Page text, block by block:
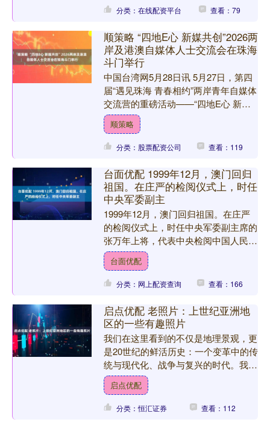
分类：在线配资平台 查看：79
顺策略 “四地E心 新媒共创”2026两
岸及港澳自媒体人士交流会在珠海
斗门举行
中国台湾网5月28日讯 5月27日，第四
届“遇见珠海 青春相约”两岸青年自媒体
交流营的重磅活动——“四地E心 新媒
共创”2026两岸及港澳自媒体人士交流
会在珠海....
顺策略
分类：股票配资公司 查看：119
台面优配 1999年12月，澳门回归
祖国。在庄严的检阅仪式上，时任
中央军委副主
1999年12月，澳门回归祖国。在庄严
的检阅仪式上，时任中央军委副主席的
张万年上将，代表中央检阅中国人民解
放军驻澳门部队仪仗队。在他身旁，佩
戴眼镜、神情庄重的，....
台面优配
分类：网上配资查询 查看：166
启点优配 老照片：上世纪亚洲地
区的一些有趣照片
我们在这里看到的不仅是地理景观，更
是20世纪的鲜活历史：一个变革中的传
统与现代化、战争与复兴的时代。我们
将深入探寻人们的日常生活和节日庆
典，穿梭于大都市的街巷和....
启点优配
分类：恒汇证券 查看：112